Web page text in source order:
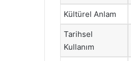
Kültürel Anlam
Tarihsel
Kullanım